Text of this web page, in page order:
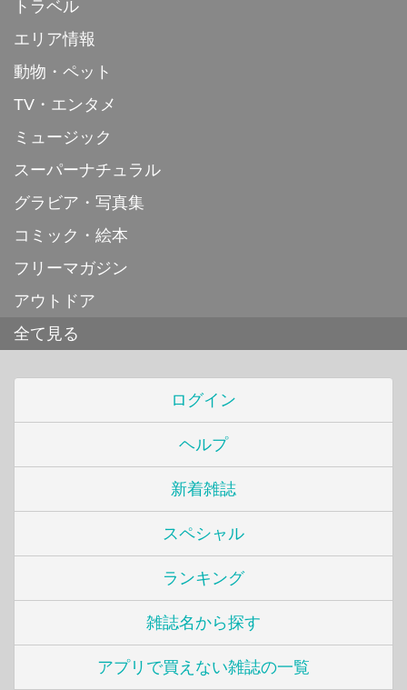
トラベル
エリア情報
動物・ペット
TV・エンタメ
ミュージック
スーパーナチュラル
グラビア・写真集
コミック・絵本
フリーマガジン
アウトドア
全て見る
ログイン
ヘルプ
新着雑誌
スペシャル
ランキング
雑誌名から探す
アプリで買えない雑誌の一覧